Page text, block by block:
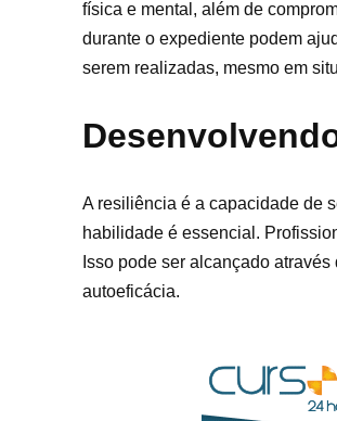
física e mental, além de
durante o expediente podem
serem realizadas, mesmo em
A resiliência é a capacidade de
habilidade é essencial.
Isso pode ser alcançado
autoeficácia.